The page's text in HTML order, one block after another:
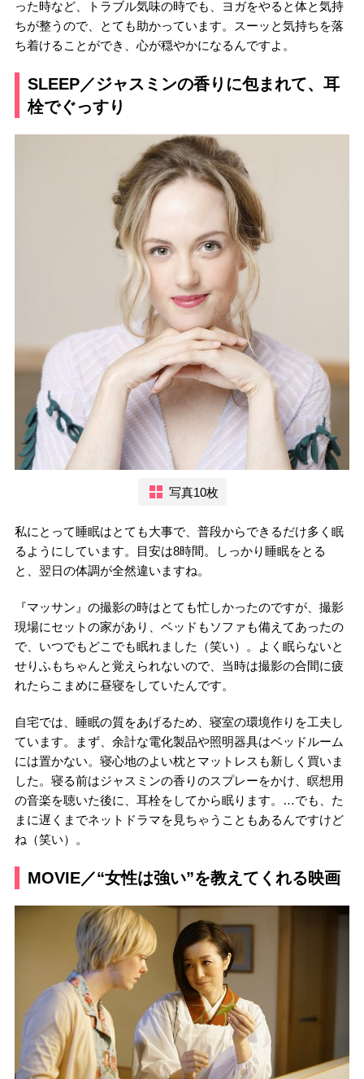
った時など、トラブル気味の時でも、ヨガをやると体と気持
ちが整うので、とても助かっています。スーッと気持ちを落
ち着けることができ、心が穏やかになるんですよ。
SLEEP／ジャスミンの香りに包まれて、耳
栓でぐっすり
写真10枚
私にとって睡眠はとても大事で、普段からできるだけ多く眠
るようにしています。目安は8時間。しっかり睡眠をとる
と、翌日の体調が全然違いますね。
『マッサン』の撮影の時はとても忙しかったのですが、撮影
現場にセットの家があり、ベッドもソファも備えてあったの
で、いつでもどこでも眠れました（笑い）。よく眠らないと
せりふもちゃんと覚えられないので、当時は撮影の合間に疲
れたらこまめに昼寝をしていたんです。
自宅では、睡眠の質をあげるため、寝室の環境作りを工夫し
ています。まず、余計な電化製品や照明器具はベッドルーム
には置かない。寝心地のよい枕とマットレスも新しく買いま
した。寝る前はジャスミンの香りのスプレーをかけ、瞑想用
の音楽を聴いた後に、耳栓をしてから眠ります。…でも、た
まに遅くまでネットドラマを見ちゃうこともあるんですけど
ね（笑い）。
MOVIE／“女性は強い”を教えてくれる映画